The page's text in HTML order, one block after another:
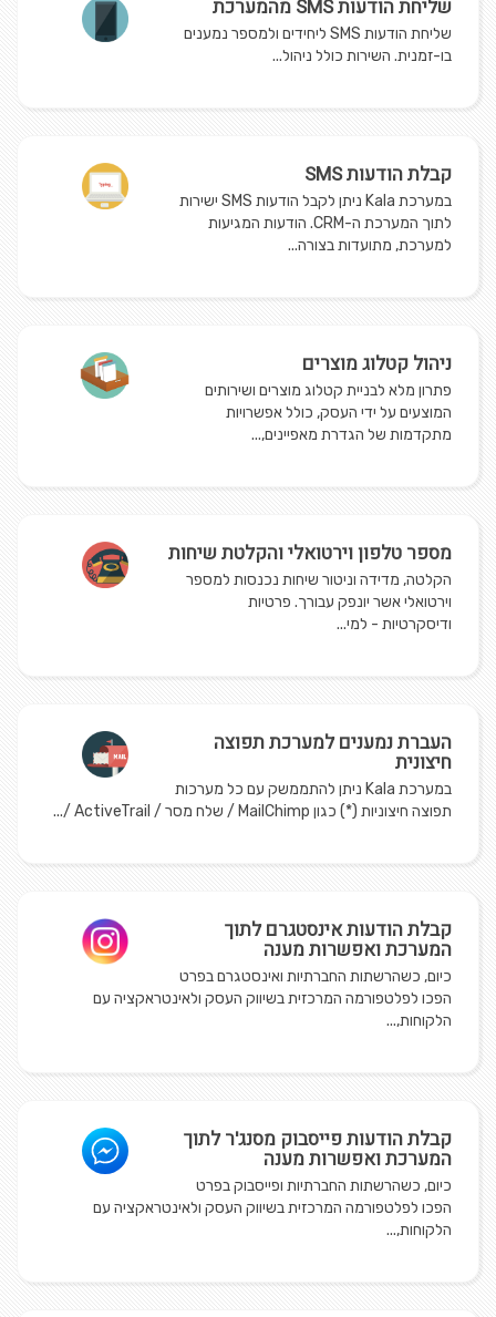
שליחת הודעות SMS מהמערכת
שליחת הודעות SMS ליחידים ולמספר נמענים
בו-זמנית. השירות כולל ניהול...
קבלת הודעות SMS
במערכת Kala ניתן לקבל הודעות SMS ישירות
לתוך המערכת ה-CRM. הודעות המגיעות
למערכת, מתועדות בצורה...
ניהול קטלוג מוצרים
פתרון מלא לבניית קטלוג מוצרים ושירותים
המוצעים על ידי העסק, כולל אפשרויות
מתקדמות של הגדרת מאפיינים,...
​מספר טלפון וירטואלי והקלטת שיחות
הקלטה, מדידה וניטור שיחות נכנסות למספר
וירטואלי אשר יונפק עבורך. פרטיות
ודיסקרטיות - למי...
העברת נמענים למערכת תפוצה
חיצונית
במערכת Kala ניתן להתממשק עם כל מערכות
תפוצה חיצוניות (*) כגון MailChimp / שלח מסר / ActiveTrail /...
קבלת הודעות אינסטגרם לתוך
המערכת ואפשרות מענה
כיום, כשהרשתות החברתיות ואינסטגרם בפרט
הפכו לפלטפורמה המרכזית בשיווק העסק ולאינטראקציה עם
הלקוחות,...
קבלת הודעות פייסבוק מסנג'ר לתוך
המערכת ואפשרות מענה
כיום, כשהרשתות החברתיות ופייסבוק בפרט
הפכו לפלטפורמה המרכזית בשיווק העסק ולאינטראקציה עם
הלקוחות,...